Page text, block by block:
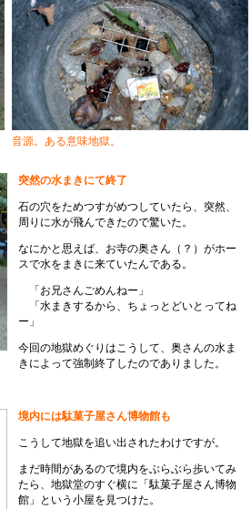
音源。ある意味地獄。
突然の水まきにて終了
石の穴をためつすがめつしていたら、突然、
周りに水が飛んできたので驚いた。
なにかと思えば、お寺の奥さん（？）がホー
スで水をまきに来ていたんである。
「お兄さんごめんねー」
「水まきするから、ちょっとどいとってね
ー」
今回の地獄めぐりはこうして、奥さんの水ま
きによって強制終了したのでありました。
境内には駄菓子屋さん博物館も
こうして地獄を追い出されたわけですが。
まだ時間があるので境内をぶらぶら歩いてみ
たら、地獄堂のすぐ横に「駄菓子屋さん博物
館」という小屋を見つけた。